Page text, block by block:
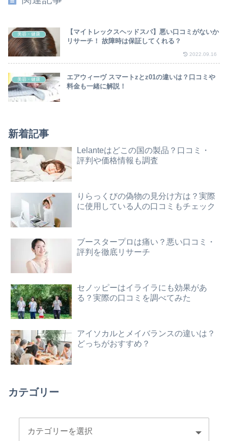
美容・健康
【マイトレックスヘッドスパ】悪い口コミがないか
リサーチ！ 故障時は保証してくれる？
2022.09.16
美容・健康
エアウィーヴ スマートzとz01の違いは？口コミや
料金も一緒に解説！
新着記事
Lelanteはどこの国の製品？口コミ・
評判や価格情報も調査
りらっくびの偽物の見分け方は？実際
に使用している人の口コミもチェック
ブースタープロは痛い？悪い口コミ・
評判を徹底リサーチ
セノッピーはイライラにも効果があ
る？実際の口コミを調べてみた
アイソカルとメイバランスの違いは？
どっちがおすすめ？
カテゴリー